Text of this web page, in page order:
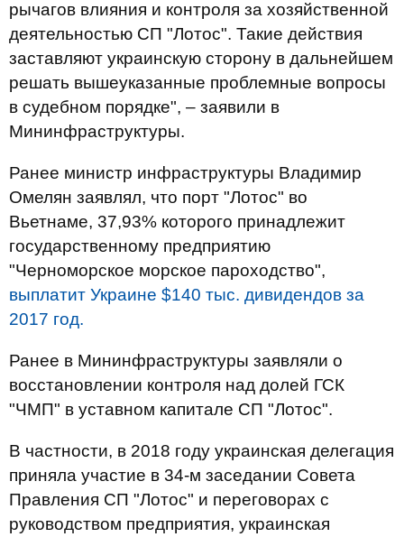
рычагов влияния и контроля за хозяйственной
деятельностью СП "Лотос". Такие действия
заставляют украинскую сторону в дальнейшем
решать вышеуказанные проблемные вопросы
в судебном порядке", – заявили в
Мининфраструктуры.
Ранее министр инфраструктуры Владимир
Омелян заявлял, что порт "Лотос" во
Вьетнаме, 37,93% которого принадлежит
государственному предприятию
"Черноморское морское пароходство",
выплатит Украине $140 тыс. дивидендов за
2017 год.
Ранее в Мининфраструктуры заявляли о
восстановлении контроля над долей ГСК
"ЧМП" в уставном капитале СП "Лотос".
В частности, в 2018 году украинская делегация
приняла участие в 34-м заседании Совета
Правления СП "Лотос" и переговорах с
руководством предприятия, украинская